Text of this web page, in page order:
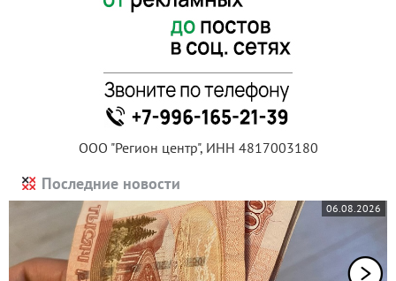
ООО "Регион центр", ИНН 4817003180
Последние новости
06.08.2026